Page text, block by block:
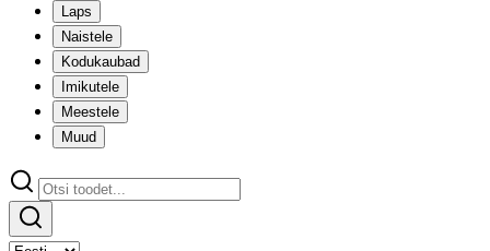
Laps
Naistele
Kodukaubad
Imikutele
Meestele
Muud